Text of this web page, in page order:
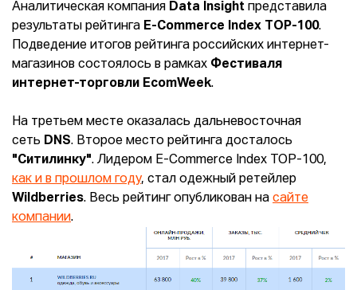
Аналитическая компания Data Insight представила
результаты рейтинга E-Commerce Index TOP-100.
Подведение итогов рейтинга российских интернет-
магазинов состоялось в рамках Фестиваля
интернет-торговли EсomWeek.
На третьем месте оказалась дальневосточная
сеть DNS. Второе место рейтинга досталось
"Ситилинку". Лидером E-Commerce Index TOP-100,
как и в прошлом году, стал одежный ретейлер
Wildberries. Весь рейтинг опубликован на сайте
компании.